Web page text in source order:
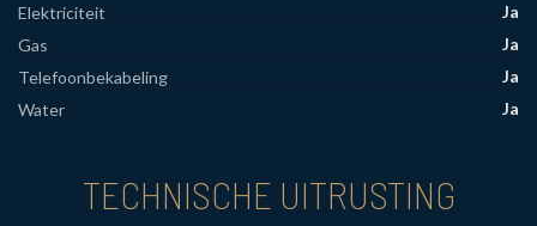
Elektriciteit
Ja
Gas
Ja
Telefoonbekabeling
Ja
Water
Ja
TECHNISCHE UITRUSTING